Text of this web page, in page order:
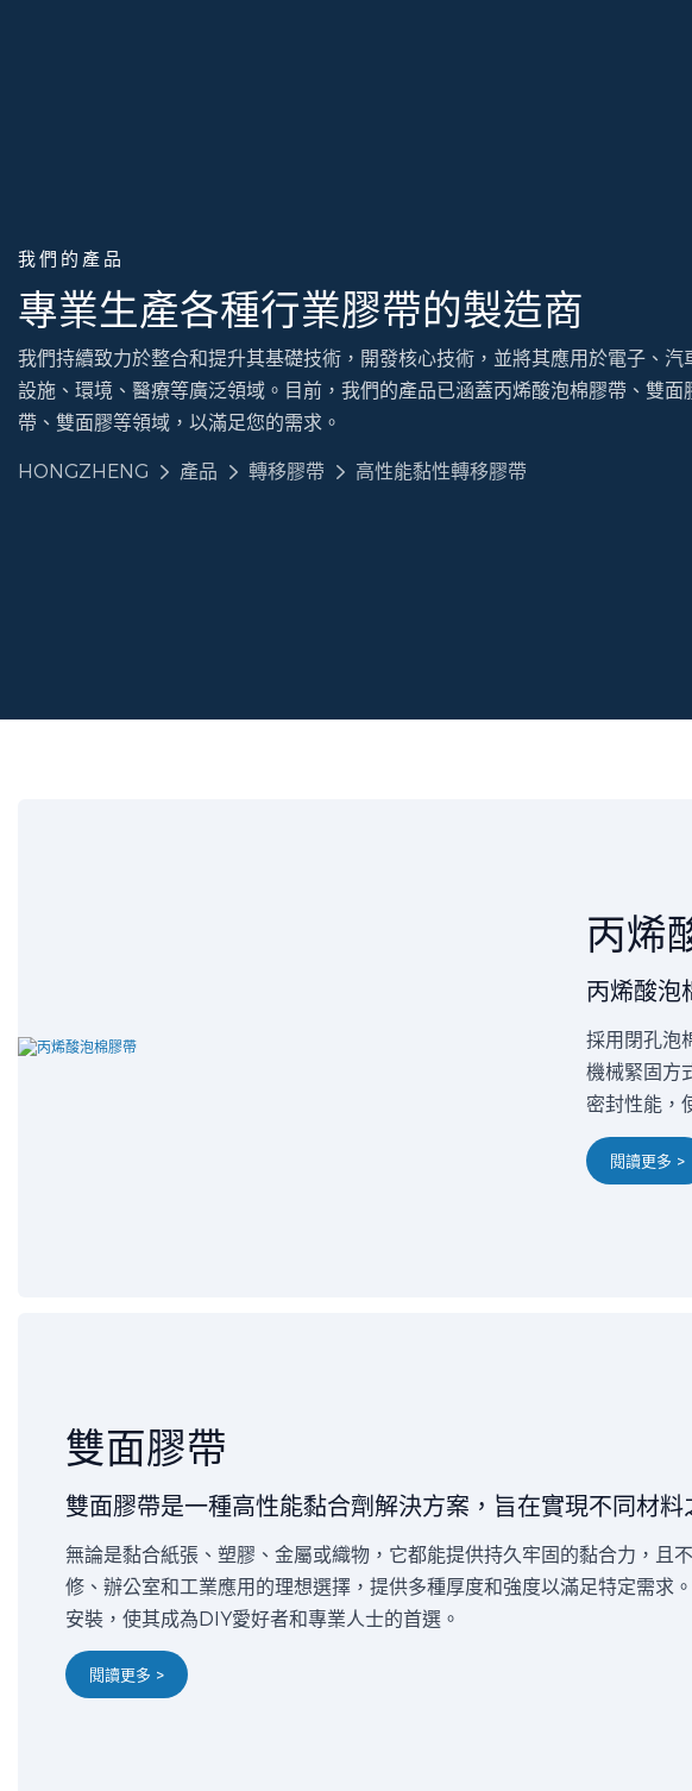
我們的產品
專業生產各種行業膠帶的製造商
我們持續致力於整合和提升其基礎技術，開發核心技術，並將其應用於電子、汽
設施、環境、醫療等廣泛領域。目前，我們的產品已涵蓋丙烯酸泡棉膠帶、雙面
帶、雙面膠等領域，以滿足您的需求。
HONGZHENG 產品 轉移膠帶 高性能黏性轉移膠帶
丙烯
丙烯酸泡
採用閉孔泡
機械緊固方
密封性能，
閱讀更多 >
雙面膠帶
雙面膠帶是一種高性能黏合劑解決方案，旨在實現不同材料
無論是黏合紙張、塑膠、金屬或織物，它都能提供持久牢固的黏合力，且
修、辦公室和工業應用的理想選擇，提供多種厚度和強度以滿足特定需求
安裝，使其成為DIY愛好者和專業人士的首選。
閱讀更多 >